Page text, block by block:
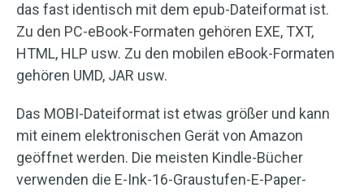
das fast identisch mit dem epub-Dateiformat ist.
Zu den PC-eBook-Formaten gehören EXE, TXT,
HTML, HLP usw. Zu den mobilen eBook-Formaten
gehören UMD, JAR usw.
Das MOBI-Dateiformat ist etwas größer und kann
mit einem elektronischen Gerät von Amazon
geöffnet werden. Die meisten Kindle-Bücher
verwenden die E-Ink-16-Graustufen-E-Paper-